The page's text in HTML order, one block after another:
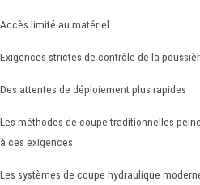
Accès limité au matériel
Exigences strictes de contrôle de la
Des attentes de déploiement plus rapides
Les méthodes de coupe traditionnelles
à ces exigences.
Les systèmes de coupe hydraulique